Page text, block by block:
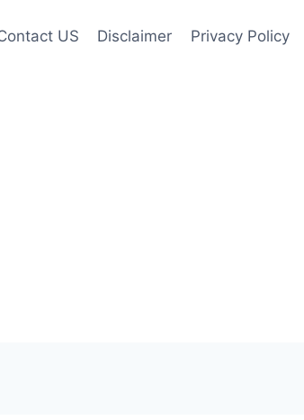
US Disclaimer Privacy Policy